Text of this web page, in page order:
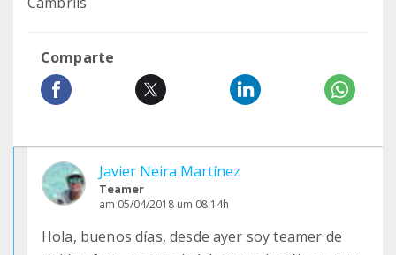
Comparte
Javier Neira Martínez
Teamer
am 05/04/2018 um 08:14h
Hola, buenos días, desde ayer soy teamer de